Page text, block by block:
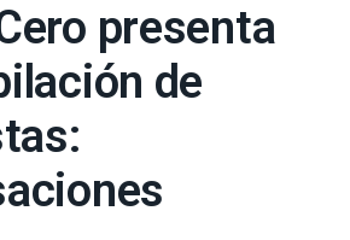
presenta
de